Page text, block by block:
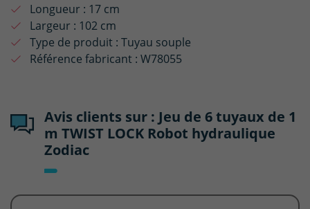
Longueur : 17 cm
Largeur : 102 cm
Type de produit : Tuyau souple
Référence fabricant : W78055
Avis clients sur : Jeu de 6 tuyaux de 1
m TWIST LOCK Robot hydraulique
Zodiac